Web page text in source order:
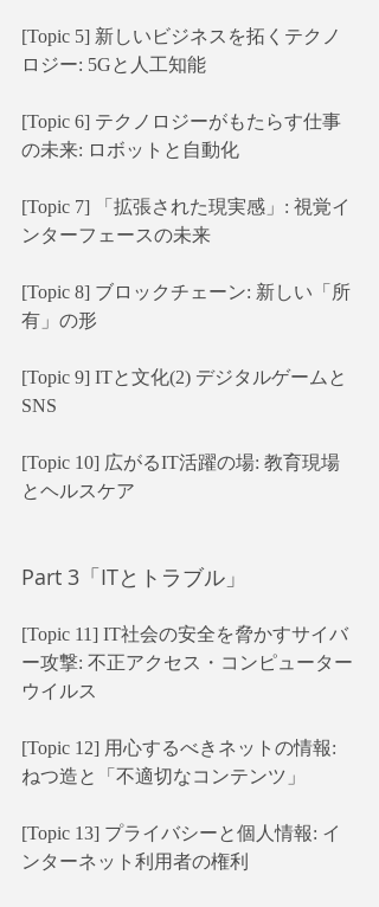
[Topic 5] 新しいビジネスを拓くテクノ
ロジー: 5Gと人工知能
[Topic 6] テクノロジーがもたらす仕事
の未来: ロボットと自動化
[Topic 7] 「拡張された現実感」: 視覚イ
ンターフェースの未来
[Topic 8] ブロックチェーン: 新しい「所
有」の形
[Topic 9] ITと文化(2) デジタルゲームと
SNS
[Topic 10] 広がるIT活躍の場: 教育現場
とヘルスケア
Part 3「ITとトラブル」
[Topic 11] IT社会の安全を脅かすサイバ
ー攻撃: 不正アクセス・コンピューター
ウイルス
[Topic 12] 用心するべきネットの情報:
ねつ造と「不適切なコンテンツ」
[Topic 13] プライバシーと個人情報: イ
ンターネット利用者の権利